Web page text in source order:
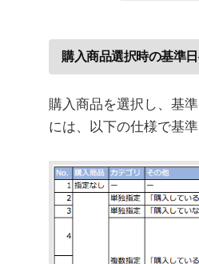
購入商品選択時の基準
購入商品を選択し、基
には、以下の仕様で基